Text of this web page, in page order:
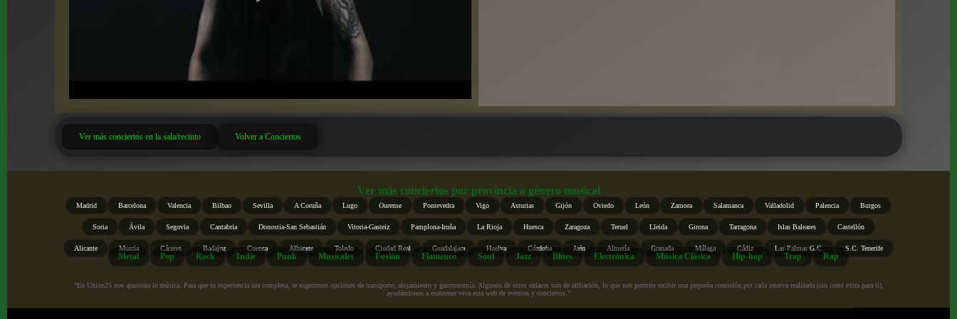
Ver más conciertos en la sala/recinto Volver a Conciertos
Ver más conciertos por provincia o género musical
Madrid Barcelona Valencia Bilbao Sevilla A Coruña Lugo Ourense Pontevedra Vigo Asturias Gijón Oviedo León Zamora Salamanca Valladolid Palencia Burgos
Soria Ávila Segovia Cantabria Donostia-San Sebastián Vitoria-Gasteiz Pamplona-Iruña La Rioja Huesca Zaragoza Teruel Lleida Girona Tarragona Islas Baleares Castellón
Alicante Murcia Cáceres Badajoz Cuenca Albacete Toledo Ciudad Real Guadalajara Huelva Córdoba Jaén Almería Granada Málaga Cádiz Las Palmas G.C. S.C. Tenerife
Metal Pop Rock Indie Punk Musicales Fusión Flamenco Soul Jazz Blues Electrónica Música Clásica Hip-hop Trap Rap
“En Union25 nos apasiona la música. Para que tu experiencia sea completa, te sugerimos opciones de transporte, alojamiento y gastronomía. Algunos de estos enlaces son de afiliación, lo que nos permite recibir una pequeña comisión por cada reserva realizada (sin coste extra para ti),
ayudándonos a mantener viva esta web de eventos y conciertos.”